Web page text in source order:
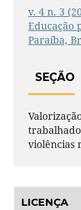
v. 4 n. 3
Educação
Paraíba,
SEÇÃO
violências
LICENÇA